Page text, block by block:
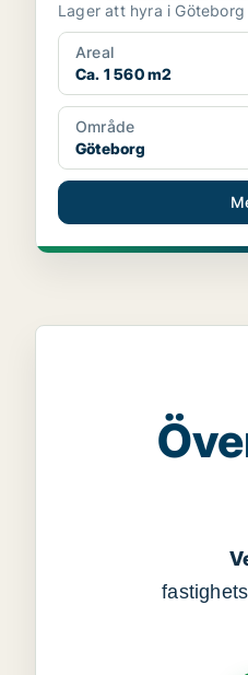
Lager att hyra i Göteborg
Areal
Ca. 1 560 m2
Område
Göteborg